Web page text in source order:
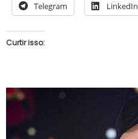
Telegram LinkedIn
Curtir isso: